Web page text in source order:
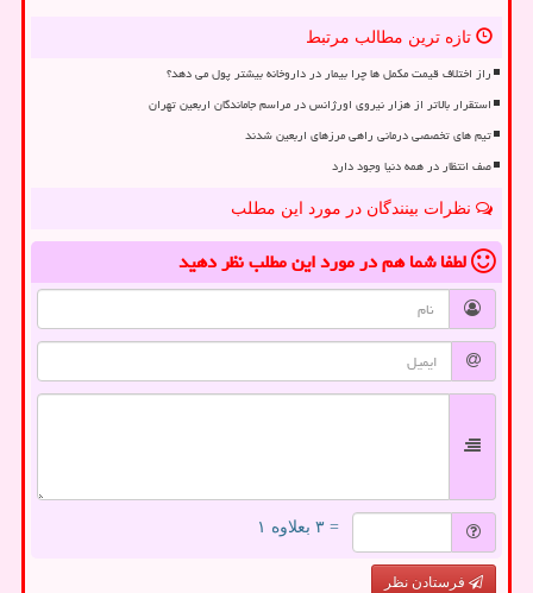
تازه ترین مطالب مرتبط
راز اختلاف قیمت مکمل ها چرا بیمار در داروخانه بیشتر پول می دهد؟
استقرار بالاتر از هزار نیروی اورژانس در مراسم جاماندگان اربعین تهران
تیم های تخصصی درمانی راهی مرزهای اربعین شدند
صف انتظار در همه دنیا وجود دارد
نظرات بینندگان در مورد این مطلب
لطفا شما همدر مورد این مطلبنظر دهید
= ۳ بعلاوه ۱
فرستادن نظر